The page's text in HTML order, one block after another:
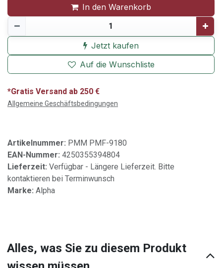
In den Warenkorb
Jetzt kaufen
Auf die Wunschliste
*Gratis Versand ab 250 €
Allgemeine Geschäftsbedingungen
Artikelnummer: PMM PMF-9180
EAN-Nummer: 4250355394804
Lieferzeit: Verfügbar - Längere Lieferzeit. Bitte
kontaktieren bei Terminwunsch
Marke: Alpha
Alles, was Sie zu diesem Produkt